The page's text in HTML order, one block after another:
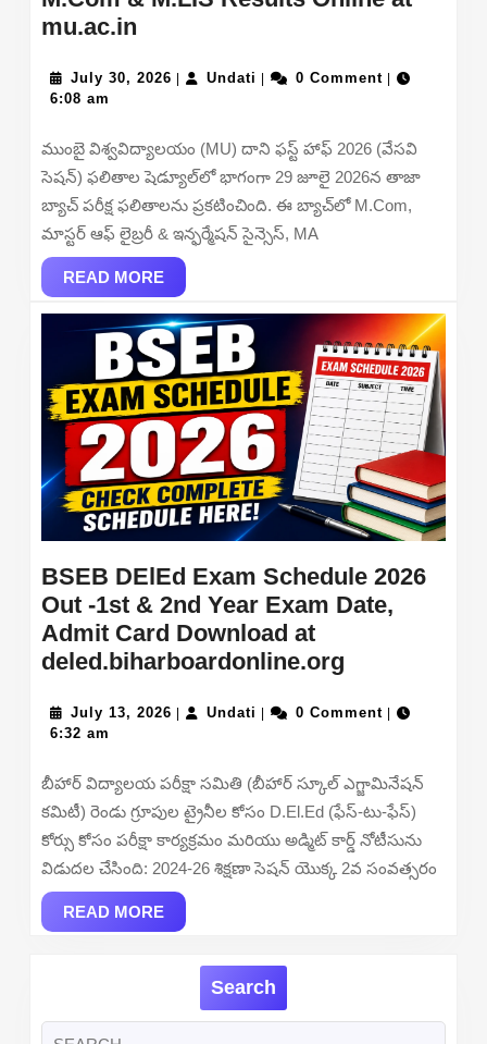
mu.ac.in
Exam
2026
Out
–
Check
B.E,
M.E,
M.A,
M.Com
&
M.LIS
Results
Online
at
mu.ac.in
July 30, 2026 July
| Undati Undati
| 0 Comment |
6:08 am
ముంబై విశ్వవిద్యాలయం (MU) దాని ఫస్ట్ హాఫ్ 2026 (వేసవి
సెషన్) ఫలితాల షెడ్యూల్‌లో భాగంగా 29 జూలై 2026న తాజా
బ్యాచ్ పరీక్ష ఫలితాలను ప్రకటించింది. ఈ బ్యాచ్‌లో M.Com,
మాస్టర్ ఆఫ్ లైబ్రరీ & ఇన్ఫర్మేషన్ సైన్సెస్, MA
READ MOREREAD
MORE
BSEB DElEd Exam Schedule 2026
Out -1st & 2nd Year Exam Date,
Admit Card Download at
deled.biharboardonline.org
Exam
2026
Out
-1st
&
Card
July 13, 2026 July
| Undati Undati
| 0 Comment |
6:32 am
బీహార్ విద్యాలయ పరీక్షా సమితి (బీహార్ స్కూల్ ఎగ్జామినేషన్
కమిటీ) రెండు గ్రూపుల ట్రైనీల కోసం D.El.Ed (ఫేస్-టు-ఫేస్)
కోర్సు కోసం పరీక్షా కార్యక్రమం మరియు అడ్మిట్ కార్డ్ నోటీసును
విడుదల చేసింది: 2024-26 శిక్షణా సెషన్ యొక్క 2వ సంవత్సరం
READ MOREREAD
MORE
Search